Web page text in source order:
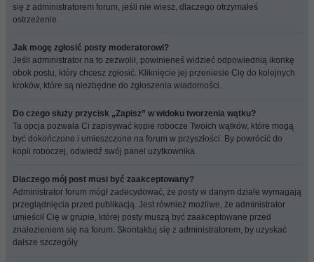
się z administratorem forum, jeśli nie wiesz, dlaczego otrzymałeś
ostrzeżenie.
Jak mogę zgłosić posty moderatorowi?
Jeśli administrator na to zezwolił, powinieneś widzieć odpowiednią ikonkę
obok postu, który chcesz zgłosić. Kliknięcie jej przeniesie Cię do kolejnych
kroków, które są niezbędne do zgłoszenia wiadomości.
Do czego służy przycisk „Zapisz” w widoku tworzenia wątku?
Ta opcja pozwala Ci zapisywać kopie robocze Twoich wątków, które mogą
być dokończone i umieszczone na forum w przyszłości. By powrócić do
kopii roboczej, odwiedź swój panel użytkownika.
Dlaczego mój post musi być zaakceptowany?
Administrator forum mógł zadecydować, że posty w danym dziale wymagają
przeglądnięcia przed publikacją. Jest również możliwe, że administrator
umieścił Cię w grupie, której posty muszą być zaakceptowane przed
znalezieniem się na forum. Skontaktuj się z administratorem, by uzyskać
dalsze szczegóły.